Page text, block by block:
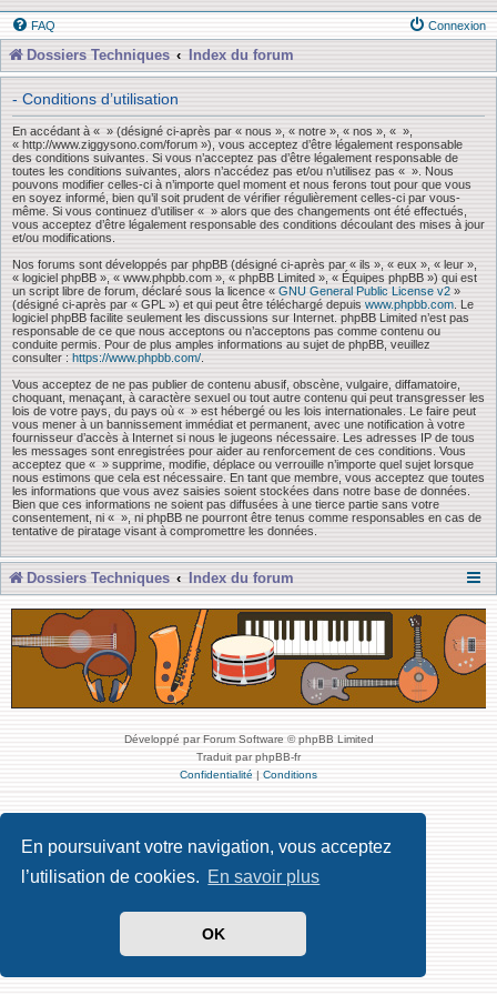
En poursuivant votre navigation, vous acceptez
l’utilisation de cookies. En savoir plus
OK
FAQ Connexion
Dossiers Techniques Index du forum
- Conditions d’utilisation
En accédant à « » (désigné ci-après par « nous », « notre », « nos », « »,
« http://www.ziggysono.com/forum »), vous acceptez d’être légalement responsable
des conditions suivantes. Si vous n’acceptez pas d’être légalement responsable de
toutes les conditions suivantes, alors n’accédez pas et/ou n’utilisez pas « ». Nous
pouvons modifier celles-ci à n’importe quel moment et nous ferons tout pour que vous
en soyez informé, bien qu’il soit prudent de vérifier régulièrement celles-ci par vous-
même. Si vous continuez d’utiliser « » alors que des changements ont été effectués,
vous acceptez d’être légalement responsable des conditions découlant des mises à jour
et/ou modifications.
Nos forums sont développés par phpBB (désigné ci-après par « ils », « eux », « leur »,
« logiciel phpBB », « www.phpbb.com », « phpBB Limited », « Équipes phpBB ») qui est
un script libre de forum, déclaré sous la licence « GNU General Public License v2 »
(désigné ci-après par « GPL ») et qui peut être téléchargé depuis www.phpbb.com . Le
logiciel phpBB facilite seulement les discussions sur Internet. phpBB Limited n’est pas
responsable de ce que nous acceptons ou n’acceptons pas comme contenu ou
conduite permis. Pour de plus amples informations au sujet de phpBB, veuillez
consulter : https://www.phpbb.com/
Vous acceptez de ne pas publier de contenu abusif, obscène, vulgaire, diffamatoire,
choquant, menaçant, à caractère sexuel ou tout autre contenu qui peut transgresser les
lois de votre pays, du pays où « » est hébergé ou les lois internationales. Le faire peut
vous mener à un bannissement immédiat et permanent, avec une notification à votre
fournisseur d’accès à Internet si nous le jugeons nécessaire. Les adresses IP de tous
les messages sont enregistrées pour aider au renforcement de ces conditions. Vous
acceptez que « » supprime, modifie, déplace ou verrouille n’importe quel sujet lorsque
nous estimons que cela est nécessaire. En tant que membre, vous acceptez que toutes
les informations que vous avez saisies soient stockées dans notre base de données.
Bien que ces informations ne soient pas diffusées à une tierce partie sans votre
consentement, ni « », ni phpBB ne pourront être tenus comme responsables en cas de
tentative de piratage visant à compromettre les données.
Dossiers Techniques Index du forum
Développé par Forum Software © phpBB Limited
Traduit par phpBB-fr
Confidentialité | Conditions